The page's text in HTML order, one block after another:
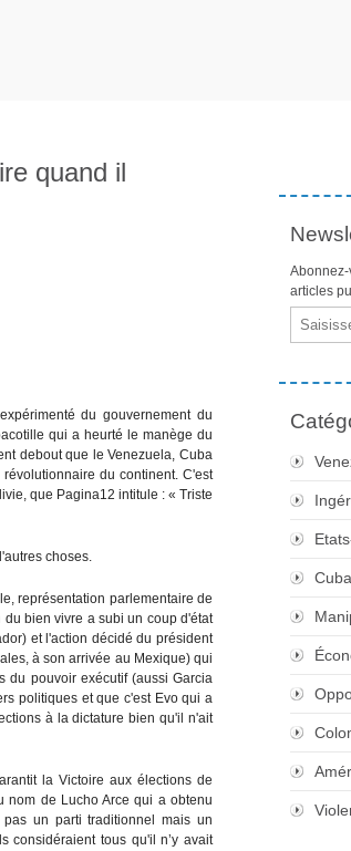
quand il
du gouvernement du
qui a heurté le manège du
debout que le Venezuela, Cuba
du continent. C'est
que Pagina12 intitule : « Triste
choses.
représentation parlementaire de
bien vivre a subi un coup d'état
et l'action décidé du président
à son arrivée au Mexique) qui
du pouvoir exécutif (aussi Garcia
politiques et que c'est Evo qui a
à la dictature bien qu'il n'ait
la Victoire aux élections de
nom de Lucho Arce qui a obtenu
un parti traditionnel mais un
considéraient tous qu'il n’y avait
articles
Email
Cuba